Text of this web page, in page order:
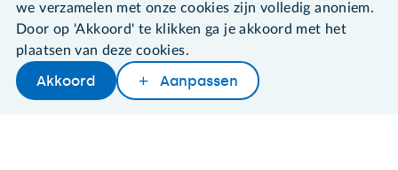
Later lezenDelenWoordenboek
Algemene voorwaarden
Cookies en cookie-instellingen
Disclaimer
Privacybeleid
we verzamelen met onze cookies zijn volledig anoniem.
Door op 'Akkoord' te klikken ga je akkoord met het
plaatsen van deze cookies.
Akkoord Aanpassen